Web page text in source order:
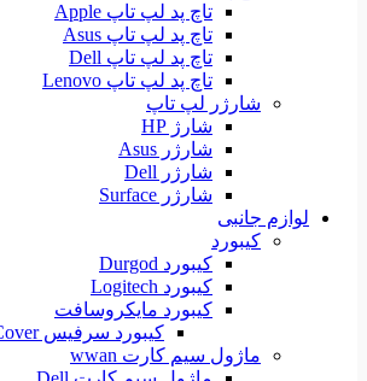
تاچ پد لپ تاپ Apple
تاچ پد لپ تاپ Asus
تاچ پد لپ تاپ Dell
تاچ پد لپ تاپ Lenovo
شارژر لپ تاپ
شارژ HP
شارژر Asus
شارژر Dell
شارژر Surface
لوازم جانبی
کیبورد
کیبورد Durgod
کیبورد Logitech
کیبورد مایکروسافت
کیبورد سرفیس Surface Pro Type Cover
ماژول سیم کارت wwan